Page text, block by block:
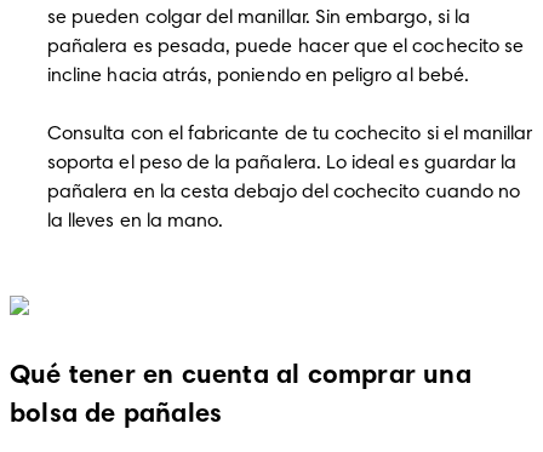
se pueden colgar del manillar. Sin embargo, si la
pañalera es pesada, puede hacer que el cochecito se
incline hacia atrás, poniendo en peligro al bebé.
Consulta con el fabricante de tu cochecito si el manillar
soporta el peso de la pañalera. Lo ideal es guardar la
pañalera en la cesta debajo del cochecito cuando no
la lleves en la mano.
Qué tener en cuenta al comprar una
bolsa de pañales